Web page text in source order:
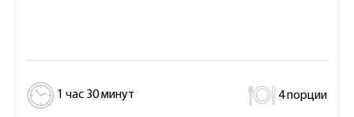
1 час 30 минут 4 порции